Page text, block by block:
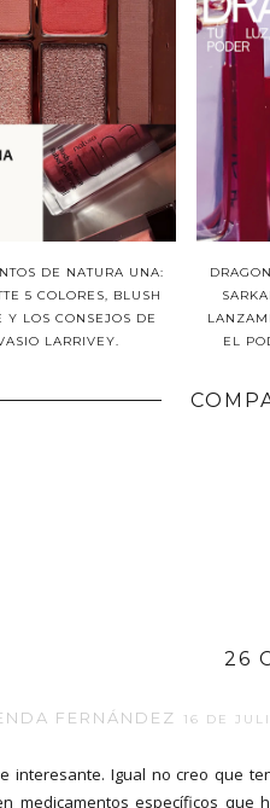
DE NATURA UNA:
5 COLORES, BLUSH
Y LOS CONSEJOS DE
LARRIVEY.
EL
26
FERNÁNDEZ 16 DE
interesante. Igual no creo que
medicamentos específicos que